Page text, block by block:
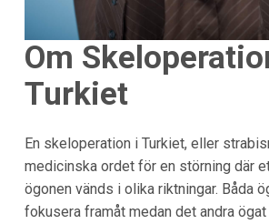
Om
Turkiet
En skeloperation i Turkiet, eller
medicinska ordet för en störning där
ögonen vänds i olika riktningar. Båda
fokusera framåt medan det andra ögat